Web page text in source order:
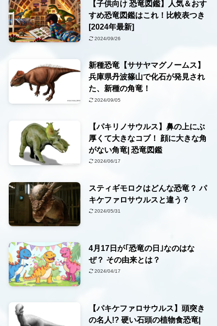
【子供向け 恐竜図鑑】人気＆おす
すめ恐竜図鑑はこれ！比較表つき
[2024年最新]
2024/09/26
新種恐竜【ササヤマグノームス】
兵庫県丹波篠山で化石が発見され
た、新種の角竜！
2024/09/05
【パキリノサウルス】鼻の上にぶ
厚くて大きなコブ！ 顔に大きな角
がない角竜| 恐竜図鑑
2024/06/17
スティギモロクはどんな恐竜？ パ
キケファロサウルスと違う？
2024/05/31
4月17日が｢恐竜の日｣なのはな
ぜ？ その由来とは？
2024/04/17
【パキケファロサウルス】頭突き
の名人!? 硬い石頭の植物食恐竜|